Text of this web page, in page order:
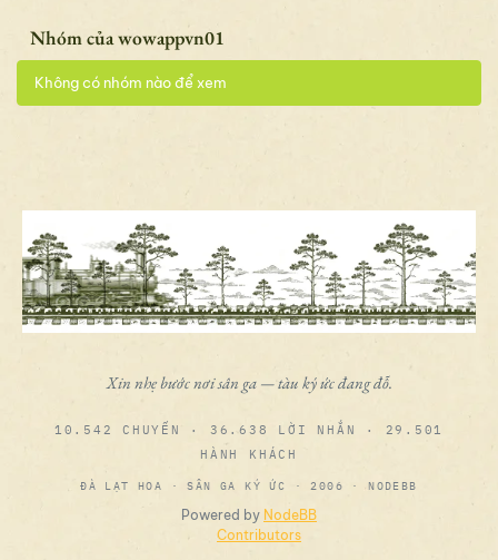
Nhóm của wowappvn01
Không có nhóm nào để xem
Xin nhẹ bước nơi sân ga — tàu ký ức đang đỗ.
10.542 CHUYẾN · 36.638 LỜI NHẮN · 29.501
HÀNH KHÁCH
ĐÀ LẠT HOA · SÂN GA KÝ ỨC · 2006 · NODEBB
Powered by NodeBB
Contributors